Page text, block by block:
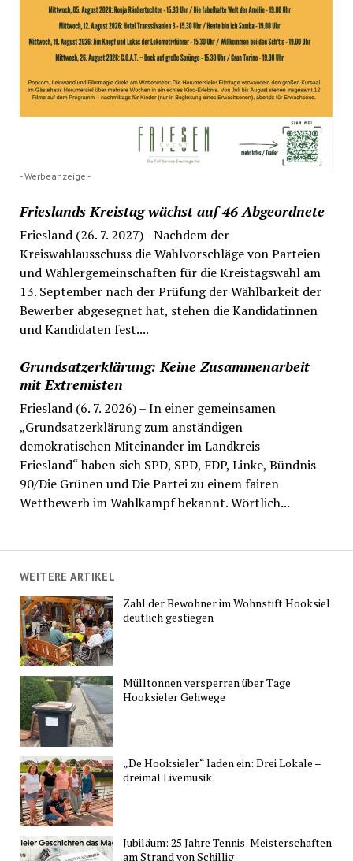
- Werbeanzeige -
Frieslands Kreistag wächst auf 46 Abgeordnete
Friesland (26. 7. 2027) - Nachdem der
Kreiswahlausschuss die Wahlvorschläge von Parteien
und Wählergemeinschaften für die Kreistagswahl am
13. September nach der Prüfung der Wählbarkeit der
Bewerber abgesegnet hat, stehen die Kandidatinnen
und Kandidaten fest....
Grundsatzerklärung: Keine Zusammenarbeit
mit Extremisten
Friesland (6. 7. 2026) – In einer gemeinsamen
„Grundsatzerklärung zum anständigen
demokratischen Miteinander im Landkreis
Friesland“ haben sich SPD, SPD, FDP, Linke, Bündnis
90/Die Grünen und Die Partei zu einem fairen
Wettbewerb im Wahlkampf bekannt. Wörtlich...
WEITERE ARTIKEL
Zahl der Bewohner im Wohnstift Hooksiel
deutlich gestiegen
Mülltonnen versperren über Tage
Hooksieler Gehwege
„De Hooksieler“ laden ein: Drei Lokale –
dreimal Livemusik
Jubiläum: 25 Jahre Tennis-Meisterschaften
am Strand von Schillig